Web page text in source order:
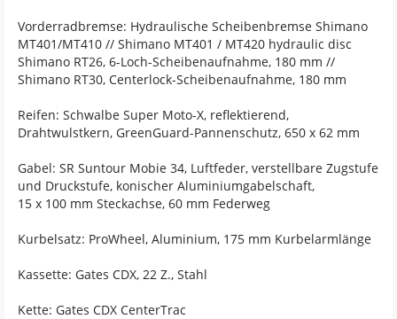
Vorderradbremse: Hydraulische Scheibenbremse Shimano
MT401/MT410 // Shimano MT401 / MT420 hydraulic disc
Shimano RT26, 6-Loch-Scheibenaufnahme, 180 mm //
Shimano RT30, Centerlock-Scheibenaufnahme, 180 mm
Reifen: Schwalbe Super Moto-X, reflektierend,
Drahtwulstkern, GreenGuard-Pannenschutz, 650 x 62 mm
Gabel: SR Suntour Mobie 34, Luftfeder, verstellbare Zugstufe
und Druckstufe, konischer Aluminiumgabelschaft,
15 x 100 mm Steckachse, 60 mm Federweg
Kurbelsatz: ProWheel, Aluminium, 175 mm Kurbelarmlänge
Kassette: Gates CDX, 22 Z., Stahl
Kette: Gates CDX CenterTrac